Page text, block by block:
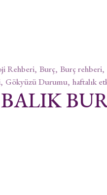
Rehberi Burç Burç rehberi
Gökyüzü Durumu haftalık